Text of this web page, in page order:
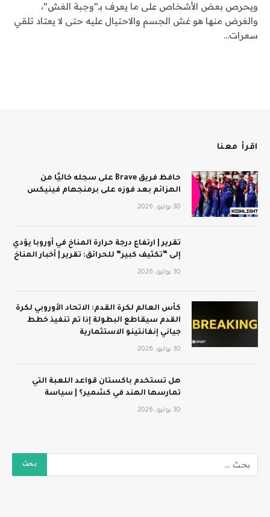
ويحرص بعض الأشخاص على ما يعرف بـ”وجبة الغش”،
والغرض منها هو غش الجسم والاحتيال عليه حتى لا يعتاد تلقي
سعرات…
اقرأ معنا
حافظ فريق Brave على سجله خاليًا من
الهزائم بعد فوزه على برمنجهام فينيكس
30 يوليو، 2026
تقرير | ارتفاع درجة حرارة المناخ في أوروبا يؤدي
إلى “تكثيف كبير” للحرائق: تقرير | أخبار المناخ
30 يوليو، 2026
كأس العالم لكرة القدم: الاتحاد الأوروبي لكرة
القدم سيقاطع البطولة إذا تم تنفيذ خطط
جياني إنفانتينو الاستثمارية
30 يوليو، 2026
هل تستخدم باكستان قواعد اللعبة التي
تمارسها الهند في كشمير؟ | سياسة
30 يوليو، 2026